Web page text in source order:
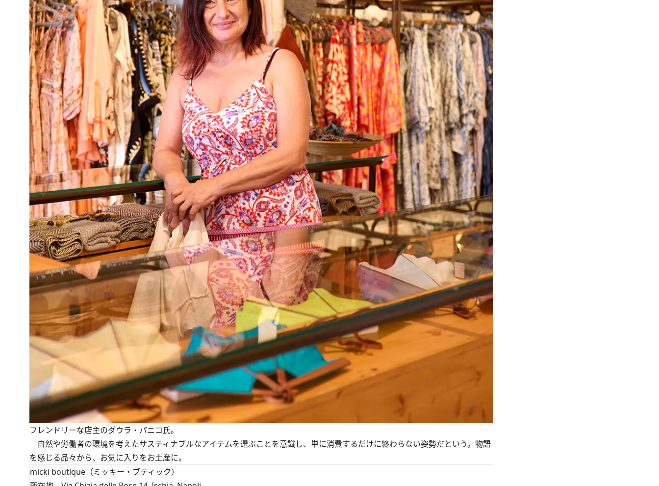
フレンドリーな店主のダウラ・パニコ氏。
自然や労働者の環境を考えたサスティナブルなアイテムを選ぶことを意識し、単に消費するだけに終わらない姿勢だという。物語
を感じる品々から、お気に入りをお土産に。
micki boutique（ミッキー・ブティック）